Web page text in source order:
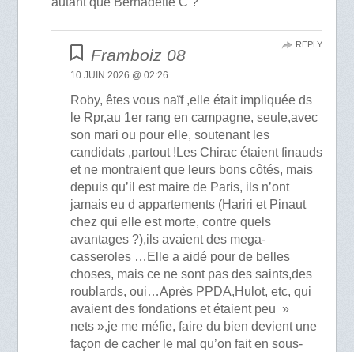
Framboiz 08
10 JUIN 2026 @ 02:26
Roby, êtes vous naïf ,elle était impliquée ds
le Rpr,au 1er rang en campagne, seule,avec
son mari ou pour elle, soutenant les
candidats ,partout !Les Chirac étaient finauds
et ne montraient que leurs bons côtés, mais
depuis qu’il est maire de Paris, ils n’ont
jamais eu d appartements (Hariri et Pinaut
chez qui elle est morte, contre quels
avantages ?),ils avaient des mega-
casseroles …Elle a aidé pour de belles
choses, mais ce ne sont pas des saints,des
roublards, oui…Après PPDA,Hulot, etc, qui
avaient des fondations et étaient peu »
nets »,je me méfie, faire du bien devient une
façon de cacher le mal qu’on fait en sous-
REPLY